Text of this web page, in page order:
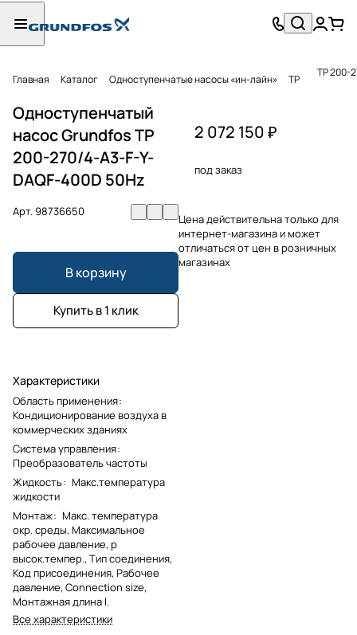
Главная Каталог Одноступенчатые насосы «ин-лайн» TP TP 200-
Одноступенчатый
насос Grundfos TP
200-270/4-A3-F-Y-
DAQF-400D 50Hz
Арт.98736650
В корзину
Купить в 1 клик
Характеристики
Область применения:
Кондиционирование воздуха в
коммерческих зданиях
Система управления:
Преобразователь частоты
Жидкость: Макс.температура
жидкости
Монтаж: Макс. температура
окр. среды, Максимальное
рабочее давление, p
высок.темпер., Тип соединения,
Код присоединения, Рабочее
давление, Connection size,
Монтажная длина l.
Все характеристики
2 072 150 ₽
под заказ
Цена действительна только для
интернет-магазина и может
отличаться от цен в розничных
магазинах